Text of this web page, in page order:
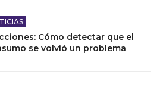
Cómo detectar que el
se volvió un problema